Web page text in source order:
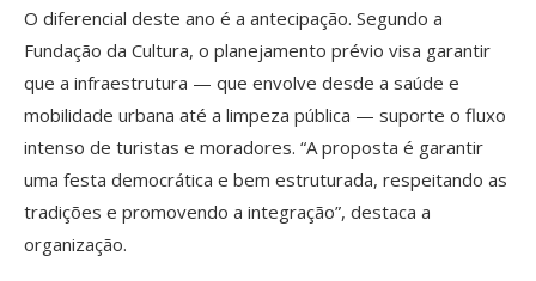
O diferencial deste ano é a antecipação. Segundo a
Fundação da Cultura, o planejamento prévio visa garantir
que a infraestrutura — que envolve desde a saúde e
mobilidade urbana até a limpeza pública — suporte o fluxo
intenso de turistas e moradores. “A proposta é garantir
uma festa democrática e bem estruturada, respeitando as
tradições e promovendo a integração”, destaca a
organização.